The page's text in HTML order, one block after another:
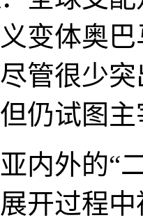
变体奥
管很少
仍试图
内外的“
开过程